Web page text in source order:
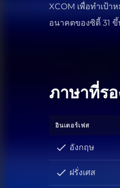
XCOM เพื่อทำเป้า
อนาคตของซิตี้ 31
ภาษาที่ร
อินเตอร์เฟส
อังกฤษ
ฝรั่งเศส